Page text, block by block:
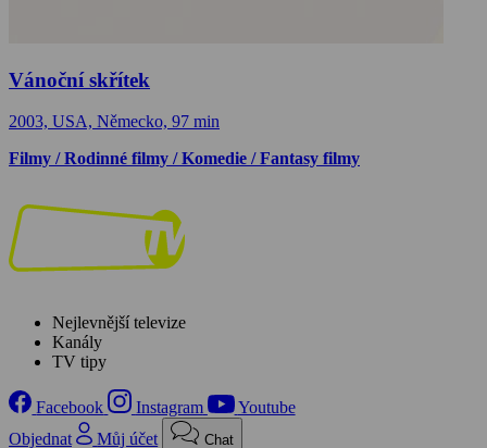
Vánoční skřítek
2003, USA, Německo, 97 min
Filmy / Rodinné filmy / Komedie / Fantasy filmy
Nejlevnější televize
Kanály
TV tipy
Facebook Instagram
Youtube
Objednat
Můj účet Chat